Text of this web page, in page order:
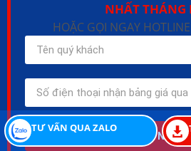
NHẤT THÁNG
HOẶC GỌI NGAY
TÔI MUỐN NHẬN
TƯ VẤN QUA ZALO